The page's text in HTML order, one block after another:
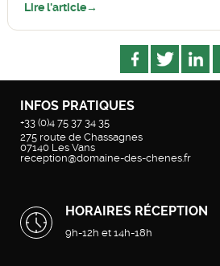
Lire l'article
INFOS PRATIQUES
+33 (0)4 75 37 34 35
275 route de Chassagnes
07140 Les Vans
reception@domaine-des-chenes.fr
HORAIRES RÉCEPTION
9h-12h et 14h-18h